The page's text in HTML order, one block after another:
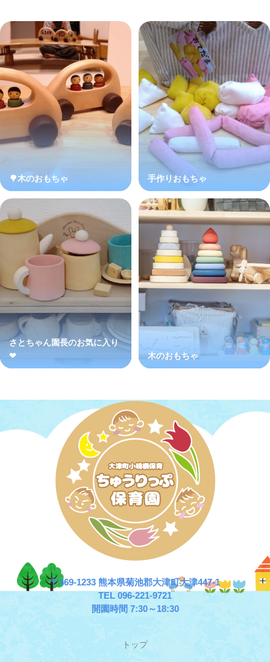
🌳木のおもちゃ 手作りおもちゃ
さとちゃん園長のお気に入り
❤
木のおもちゃ
〒869-1233 熊本県菊池郡大津町大津447-1
TEL 096-221-9721
開園時間 7:30～18:30
トップ